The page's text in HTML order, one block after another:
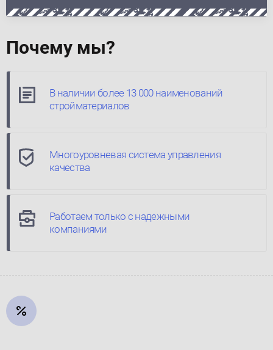
Почему мы?
В наличии более 13 000 наименований
стройматериалов
Многоуровневая система управления
качества
Работаем только с надежными
компаниями